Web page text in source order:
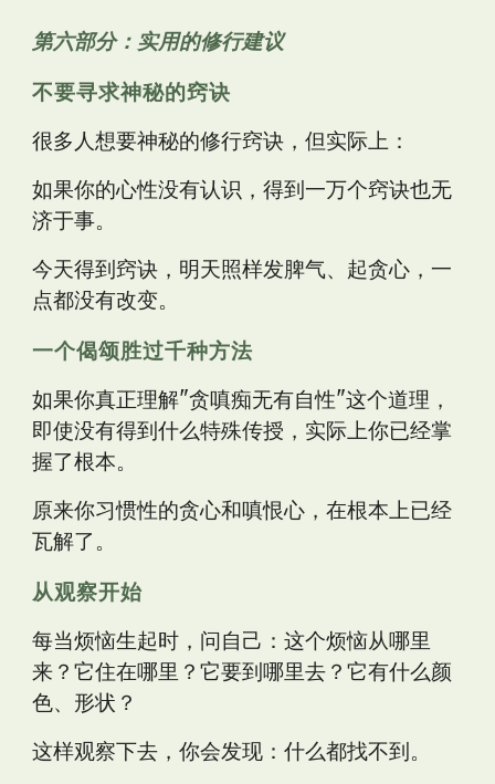
第六部分：实用的修行建议
不要寻求神秘的窍诀
很多人想要神秘的修行窍诀，但实际上：
如果你的心性没有认识，得到一万个窍诀也无
济于事。
今天得到窍诀，明天照样发脾气、起贪心，一
点都没有改变。
一个偈颂胜过千种方法
如果你真正理解"贪嗔痴无有自性"这个道理，
即使没有得到什么特殊传授，实际上你已经掌
握了根本。
原来你习惯性的贪心和嗔恨心，在根本上已经
瓦解了。
从观察开始
每当烦恼生起时，问自己：这个烦恼从哪里
来？它住在哪里？它要到哪里去？它有什么颜
色、形状？
这样观察下去，你会发现：什么都找不到。